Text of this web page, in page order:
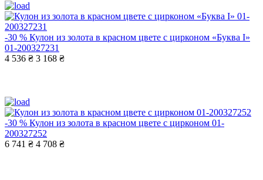
-30 % Кулон из золота в красном цвете с цирконом «Буква І»
01-200327231
4 536 ₴ 3 168 ₴
-30 % Кулон из золота в красном цвете с цирконом 01-
200327252
6 741 ₴ 4 708 ₴